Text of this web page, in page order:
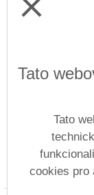
Prohlášení
close
Tato
Tato
cookies pro